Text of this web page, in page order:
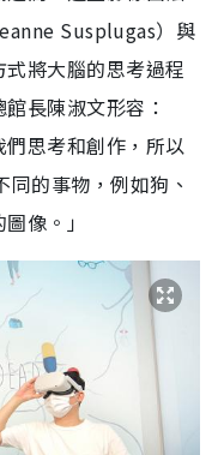
Susplugas）與
將大腦的思考過程
長陳淑文形容：
們思考和創作，所以
的事物，例如狗、
像。」